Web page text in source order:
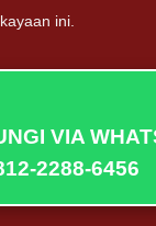
ini.
VIA
2288-6456